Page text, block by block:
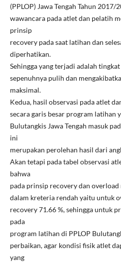
(PPLOP) Jawa Tengah Tahun
wawancara pada atlet dan pelatih
prinsip
recovery pada saat latihan dan
diperhatikan.
Sehingga yang terjadi adalah
sepenuhnya pulih dan
maksimal.
Kedua, hasil observasi pada atlet
secara garis besar program latihan
Bulutangkis Jawa Tengah masuk
ini
merupakan perolehan hasil dari
Akan tetapi pada tabel observasi
bahwa
pada prinsip recovery dan
dalam kreteria rendah yaitu untuk
recovery 71.66 %, sehingga untuk
pada
program latihan di PPLOP
perbaikan, agar kondisi fisik atlet
yang